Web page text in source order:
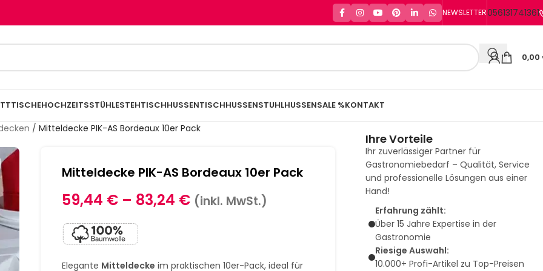
NEWSLETTER056131741361
0,00
HOCHZEITSSTÜHLESTEHTISCHHUSSENTISCHHUSSENSTUHLHUSSENSALE %KONTAKT
/ Mitteldecke PIK-AS Bordeaux 10er Pack
Mitteldecke PIK-AS Bordeaux 10er Pack
59,44 € – 83,24 € (inkl. MwSt.)
Elegante Mitteldecke im praktischen 10er-Pack, ideal für
Ihre Vorteile
Ihr zuverlässiger Partner für
Gastronomiebedarf – Qualität, Service
und professionelle Lösungen aus einer
Hand!
Erfahrung zählt:
Über 15 Jahre Expertise in der
Gastronomie
Riesige Auswahl:
10.000+ Profi-Artikel zu Top-Preisen